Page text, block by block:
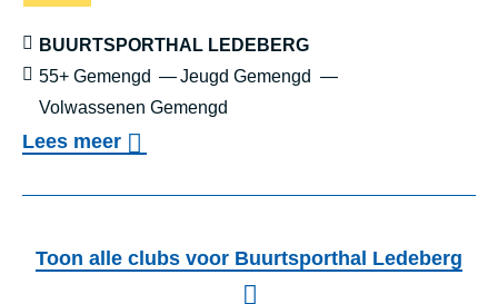
E
N
T
B
K
Locatie:
BUURTSPORTHAL LEDEBERG
Leeftijd:
55+ Gemengd
Jeugd Gemengd
Volwassenen Gemengd
Lees meero
Toon alle clubs voor Buurtsporthal Ledeberg